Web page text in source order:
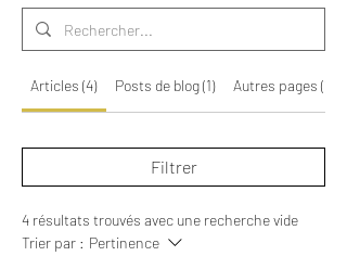
Articles (4) Posts de blog (1) Autres pages (13)
Filtrer
4 résultats trouvés avec une recherche vide
Trier par : Pertinence